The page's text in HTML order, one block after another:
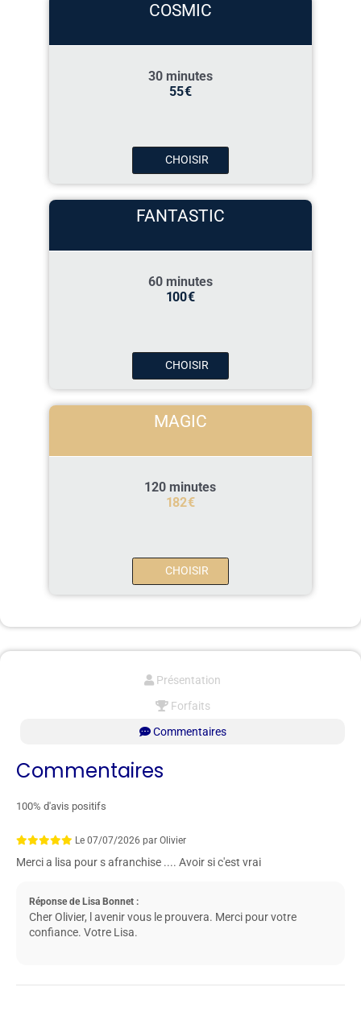
COSMIC
30 minutes
55€
CHOISIR
FANTASTIC
60 minutes
100€
CHOISIR
MAGIC
120 minutes
182€
CHOISIR
Présentation
Forfaits
Commentaires
Commentaires
100% d'avis positifs
Le 07/07/2026 par Olivier
Merci a lisa pour s afranchise .... Avoir si c'est vrai
Réponse de Lisa Bonnet :
Cher Olivier, l avenir vous le prouvera. Merci pour votre
confiance. Votre Lisa.